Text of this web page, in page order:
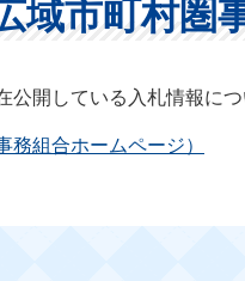
域市町村圏
公開している入札情報に
務組合ホームページ）